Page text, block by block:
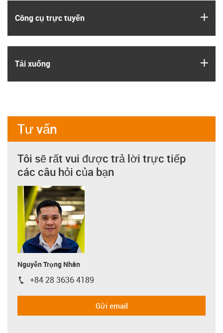
Công cụ trực tuyến
Tải xuống
Tư vấn
Tôi sẽ rất vui được trả lời trực tiếp
các câu hỏi của bạn
Nguyễn Trọng Nhân
igus-icon-phone
+84 28 3636 4189
Gửi email